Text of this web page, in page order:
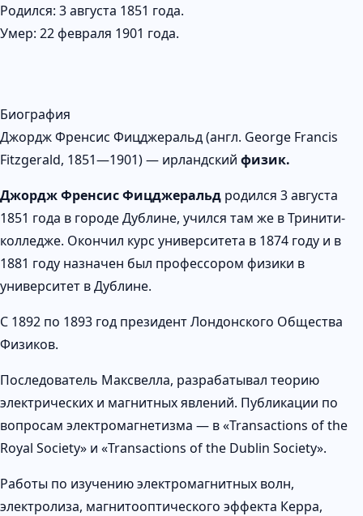
Родился: 3 августа 1851 года.
Умер: 22 февраля 1901 года.
Биография
Джордж Френсис Фицджеральд (англ. George Francis
Fitzgerald, 1851—1901) — ирландский физик.
Джордж Френсис Фицджеральд родился 3 августа
1851 года в городе Дублине, учился там же в Тринити-
колледже. Окончил курс университета в 1874 году и в
1881 году назначен был профессором физики в
университет в Дублине.
С 1892 по 1893 год президент Лондонского Общества
Физиков.
Последователь Максвелла, разрабатывал теорию
электрических и магнитных явлений. Публикации по
вопросам электромагнетизма — в «Transactions of the
Royal Society» и «Transactions of the Dublin Society».
Работы по изучению электромагнитных волн,
электролиза, магнитооптического эффекта Керра,